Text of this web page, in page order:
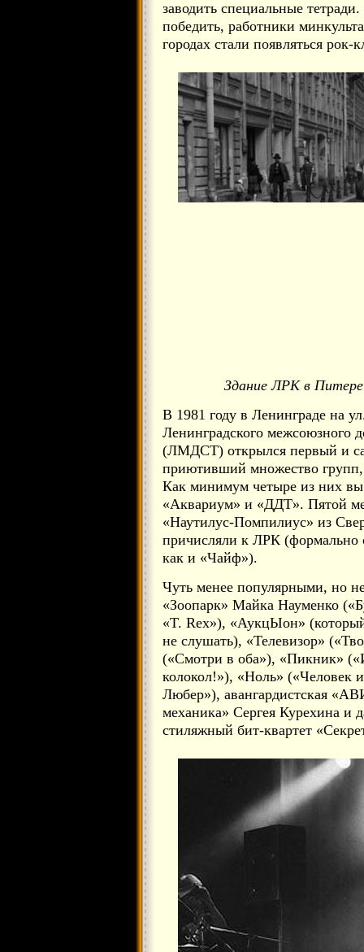
заводить специальные
победить, работники
городах стали появляться рок-
Здание ЛРК в
В 1981 году в Ленинграде на
Ленинградского межсоюзного
(ЛМДСТ) открылся первый и
приютивший множество групп,
Как минимум четыре из них
«Аквариум» и «ДДТ». Пятой
«Наутилус-Помпилиус» из
причисляли к ЛРК (формально
как и «Чайф»).
Чуть менее популярными, но
«Зоопарк» Майка Науменко
«T. Rex»), «АукцЫон»
не слушать), «Телевизор»
(«Смотри в оба»), «Пикник»
колокол!»), «Ноль»
Любер»), авангардистская
механика» Сергея Курехина и
стиляжный бит-квартет